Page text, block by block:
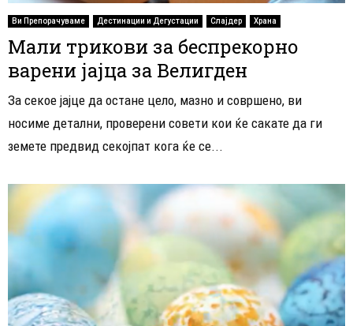
Ви Препорачуваме Дестинации и Дегустации Слајдер Храна
Мали трикови за беспрекорно
варени јајца за Велигден
За секое јајце да остане цело, мазно и совршено, ви
носиме детални, проверени совети кои ќе сакате да ги
земете предвид секојпат кога ќе се...